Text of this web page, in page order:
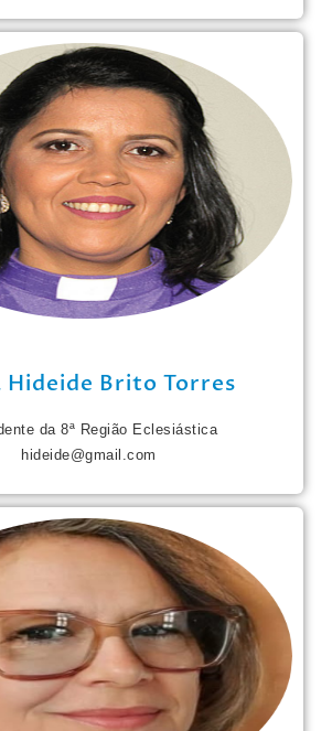
Hideide Brito Torres
da 8ª Região Eclesiástica
hideide@gmail.com